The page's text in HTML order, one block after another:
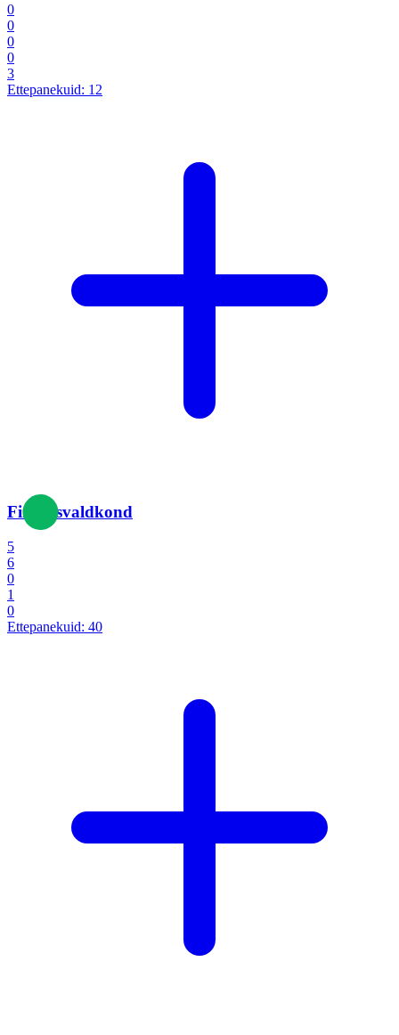
0
0
0
0
3
Ettepanekuid: 12
Finantsvaldkond
5
6
0
1
0
Ettepanekuid: 40